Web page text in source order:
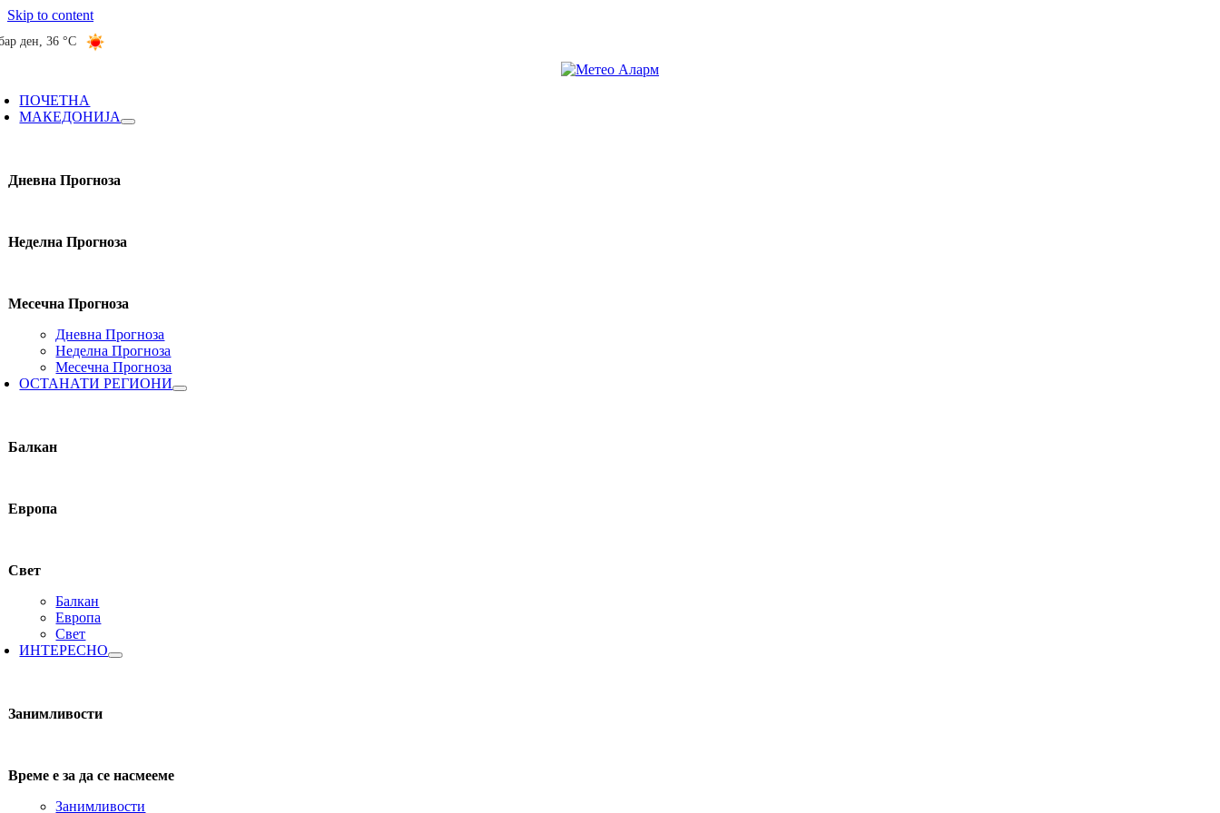
Skip to content
ден,36 °C
ПОЧЕТНА
МАКЕДОНИЈА
Дневна Прогноза
Неделна Прогноза
Месечна Прогноза
Дневна Прогноза
Неделна Прогноза
Месечна Прогноза
ОСТАНАТИ РЕГИОНИ
Балкан
Европа
Свет
Балкан
Европа
Свет
ИНТЕРЕСНО
Занимливости
Време е за да се насмееме
Занимливости